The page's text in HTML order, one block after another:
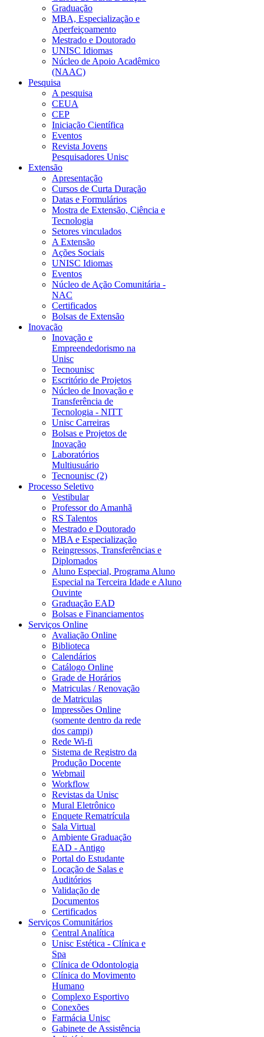
Graduação
MBA, Especialização e
Aperfeiçoamento
Mestrado e Doutorado
UNISC Idiomas
Núcleo de Apoio Acadêmico
(NAAC)
Pesquisa
A pesquisa
CEUA
CEP
Iniciação Científica
Eventos
Revista Jovens
Pesquisadores Unisc
Extensão
Apresentação
Cursos de Curta Duração
Datas e Formulários
Mostra de Extensão, Ciência e
Tecnologia
Setores vinculados
A Extensão
Ações Sociais
UNISC Idiomas
Eventos
Núcleo de Ação Comunitária -
NAC
Certificados
Bolsas de Extensão
Inovação
Inovação e
Empreendedorismo na
Unisc
Tecnounisc
Escritório de Projetos
Núcleo de Inovação e
Transferência de
Tecnologia - NITT
Unisc Carreiras
Bolsas e Projetos de
Inovação
Laboratórios
Multiusuário
Tecnounisc (2)
Processo Seletivo
Vestibular
Professor do Amanhã
RS Talentos
Mestrado e Doutorado
MBA e Especialização
Reingressos, Transferências e
Diplomados
Aluno Especial, Programa Aluno
Especial na Terceira Idade e Aluno
Ouvinte
Graduação EAD
Bolsas e Financiamentos
Serviços Online
Avaliação Online
Biblioteca
Calendários
Catálogo Online
Grade de Horários
Matriculas / Renovação
de Matriculas
Impressões Online
(somente dentro da rede
dos campi)
Rede Wi-fi
Sistema de Registro da
Produção Docente
Webmail
Workflow
Revistas da Unisc
Mural Eletrônico
Enquete Rematrícula
Sala Virtual
Ambiente Graduação
EAD - Antigo
Portal do Estudante
Locação de Salas e
Auditórios
Validação de
Documentos
Certificados
Serviços Comunitários
Central Analítica
Unisc Estética - Clínica e
Spa
Clínica de Odontologia
Clínica do Movimento
Humano
Complexo Esportivo
Conexões
Farmácia Unisc
Gabinete de Assistência